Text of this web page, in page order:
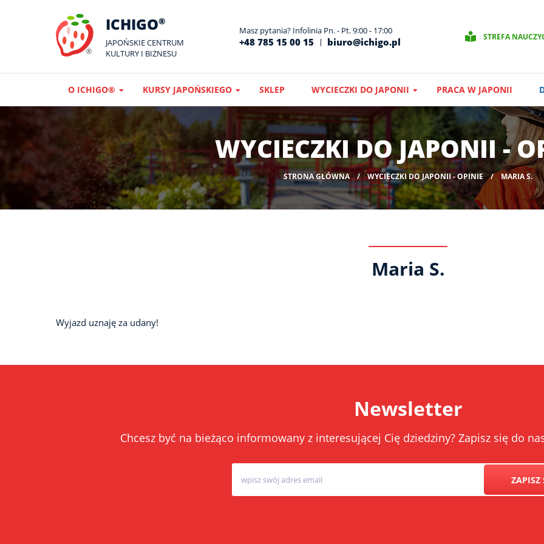
ICHIGO®
JAPOŃSKIE CENTRUM
KULTURY I BIZNESU
Masz pytania? Infolinia Pn. - Pt. 9:00 - 17:00
+48 785 15 00 15 biuro@ichigo.pl STREFA
O ICHIGO® KURSY JAPOŃSKIEGO SKLEP WYCIECZKI DO JAPONII PRACA W JAPONII
WYCIECZKI DO JAPONII -
STRONA GŁÓWNA WYCIECZKI DO JAPONII - OPINIE MARIA S.
Maria S.
Wyjazd uznaję za udany!
Newsletter
Chcesz być na bieżąco informowany z interesującej Cię dziedziny? Zapisz się do
ZAPISZ